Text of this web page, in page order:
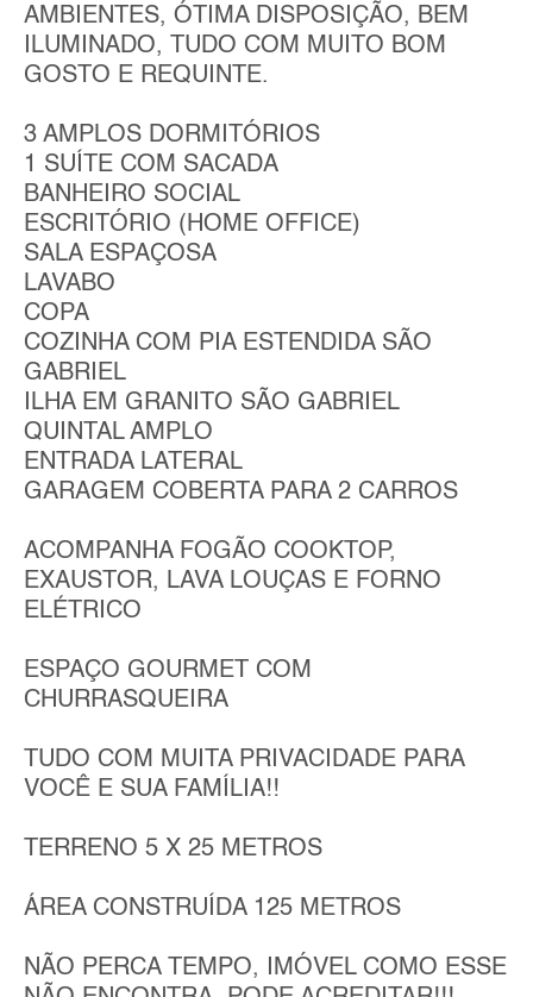
AMBIENTES, ÓTIMA DISPOSIÇÃO, BEM
ILUMINADO, TUDO COM MUITO BOM
GOSTO E REQUINTE.
3 AMPLOS DORMITÓRIOS
1 SUÍTE COM SACADA
BANHEIRO SOCIAL
ESCRITÓRIO (HOME OFFICE)
SALA ESPAÇOSA
LAVABO
COPA
COZINHA COM PIA ESTENDIDA SÃO
GABRIEL
ILHA EM GRANITO SÃO GABRIEL
QUINTAL AMPLO
ENTRADA LATERAL
GARAGEM COBERTA PARA 2 CARROS
ACOMPANHA FOGÃO COOKTOP,
EXAUSTOR, LAVA LOUÇAS E FORNO
ELÉTRICO
ESPAÇO GOURMET COM
CHURRASQUEIRA
TUDO COM MUITA PRIVACIDADE PARA
VOCÊ E SUA FAMÍLIA!!
TERRENO 5 X 25 METROS
ÁREA CONSTRUÍDA 125 METROS
NÃO PERCA TEMPO, IMÓVEL COMO ESSE